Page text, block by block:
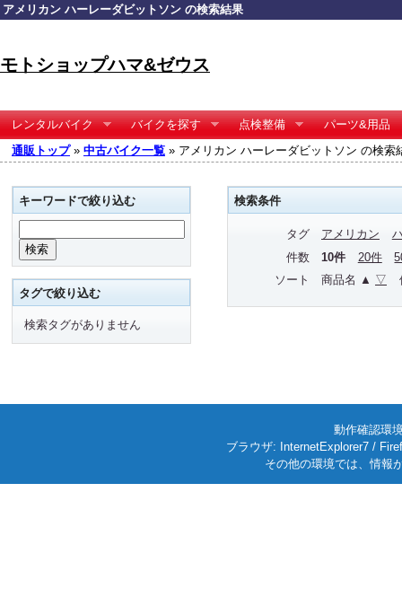
アメリカン ハーレーダビットソン の検索結果
モトショップハマ&ゼウス
レンタルバイク バイクを探す 点検整備
パーツ&用品
通販トップ» 中古バイク一覧 » アメリカン ハーレーダビットソン の検索
検索条件
タグ アメリカン
件数
10件 20件
ソート
商品名 ▲ ▽
キーワードで絞り込む
タグで絞り込む
検索タグがありません
動作確認環
ブラウザ: InternetExplorer7 /
その他の環境では、情報